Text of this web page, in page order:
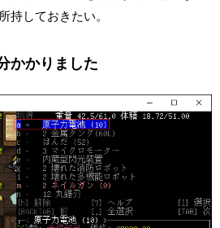
持しておきたい。
かかりました